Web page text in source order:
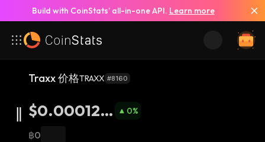
Build with CoinStats’ all-in-one API. Learn more
Traxx 价格TRAXX #8160
$0.000123
2
0%
฿0